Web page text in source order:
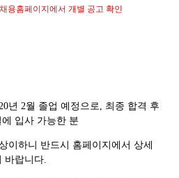
용홈페이지에서 개별 공고 확인
년2월 졸업 예정으로, 최종 합격 후
입사 가능한 분
이하니 반드시 홈페이지에서 상세
바랍니다.